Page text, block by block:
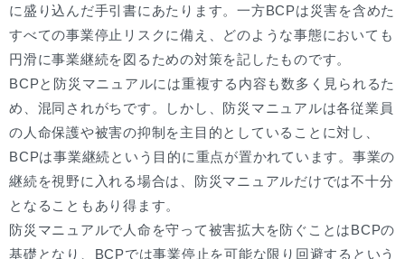
に盛り込んだ手引書にあたります。一方BCPは災害を含めた
すべての事業停止リスクに備え、どのような事態においても
円滑に事業継続を図るための対策を記したものです。
BCPと防災マニュアルには重複する内容も数多く見られるた
め、混同されがちです。しかし、防災マニュアルは各従業員
の人命保護や被害の抑制を主目的としていることに対し、
BCPは事業継続という目的に重点が置かれています。事業の
継続を視野に入れる場合は、防災マニュアルだけでは不十分
となることもあり得ます。
防災マニュアルで人命を守って被害拡大を防ぐことはBCPの
基礎となり、BCPでは事業停止を可能な限り回避するという